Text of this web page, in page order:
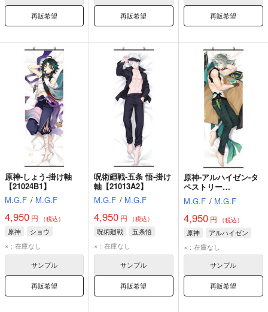
再販希望 再販希望 再販希望
原神-しょう-掛け軸
【21024B1】
M.G.F / M.G.F
4,950 円 （税込）
原神
ショウ
×：在庫なし
サンプル
再販希望
呪術廻戦-五条 悟-掛け
軸【21013A2】
M.G.F / M.G.F
4,950 円 （税込）
呪術廻戦
五条悟
×：在庫なし
サンプル
再販希望
原神-アルハイゼン-タ
ペストリー
【23004A2】
M.G.F / M.G.F
4,950円 （税込）
原神
アルハイゼン
×：在庫なし
サンプル
再販希望